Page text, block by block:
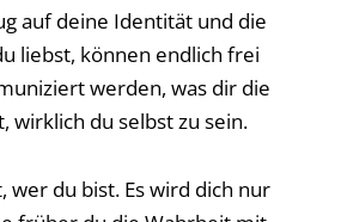
auf deine Identität und die
liebst, können endlich frei
werden, was dir die
wirklich du selbst zu sein.
wer du bist. Es wird dich nur